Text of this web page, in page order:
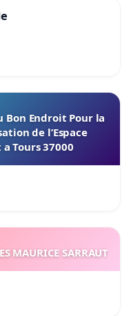
Endroit Pour la
de l’Espace
Tours 37000
MAURICE SARRAUT